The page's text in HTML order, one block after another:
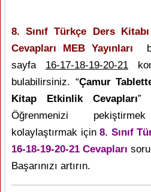
8. Sınıf Türkçe Ders
Cevapları MEB Yayınları
sayfa 16-17-18-19-20-21
bulabilirsiniz. “Çamur
Kitap Etkinlik Cevapları”
Öğrenmenizi
kolaylaştırmak için8. Sınıf
16-18-19-20-21 Cevapları
Başarınızı artırın.